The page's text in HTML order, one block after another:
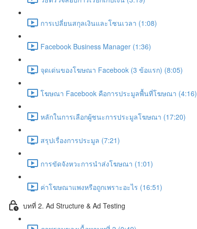
การเปลี่ยนสกุลเงินและโซนเวลา (1:08)
Facebook Business Manager (1:36)
จุดเด่นของโฆษณา Facebook (3 ข้อแรก) (8:05)
โฆษณา Facebook คือการประมูลพื้นที่โฆษณา (4:16)
หลักในการเลือกผู้ชนะการประมูลโฆษณา (17:20)
สรุปเรื่องการประมูล (7:21)
การขัดจังหวะการนำส่งโฆษณา (1:01)
ค่าโฆษณาแพงหรือถูกเพราะอะไร (16:51)
บทที่ 2. Ad Structure & Ad Testing